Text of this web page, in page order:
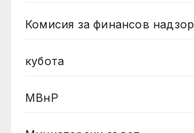
Комисия за финансов надзор
кубота
МВнР